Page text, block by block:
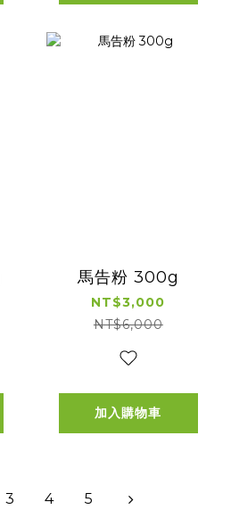
馬告粉 300g
NT$3,000
NT$6,000
加入購物車
3 4 5